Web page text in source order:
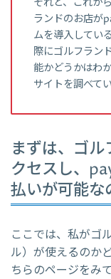
ランドのお店が
ムを導入してい
際にゴルフラン
能かどうかはわ
サイトを調べて
まずは、ゴ
クセスし、
払いが可能な
ここでは、私がゴ
ル）が使えるのか
ちらのページをみ